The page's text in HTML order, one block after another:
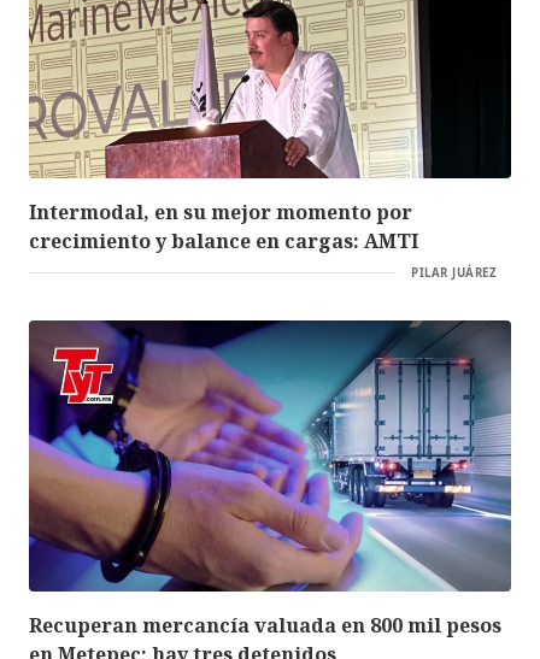
Intermodal, en su mejor momento por
crecimiento y balance en cargas: AMTI
PILAR JUÁREZ
Recuperan mercancía valuada en 800 mil pesos
en Metepec; hay tres detenidos